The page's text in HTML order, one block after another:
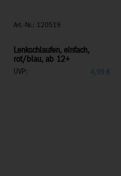
Art.-Nr.: 120519
Lenkschlaufen, einfach,
rot/blau, ab 12+
UVP: 4,99 €